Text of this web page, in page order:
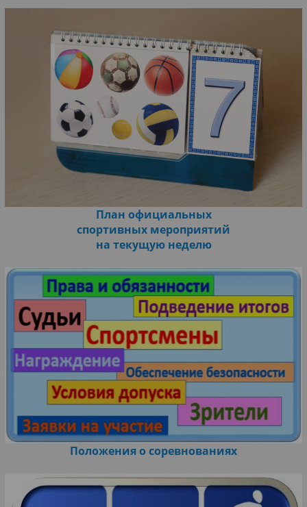
План официальных
спортивных мероприятий
на текущую неделю
Положения о соревнованиях